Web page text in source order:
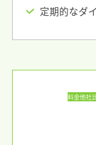
定期的なダ
料金